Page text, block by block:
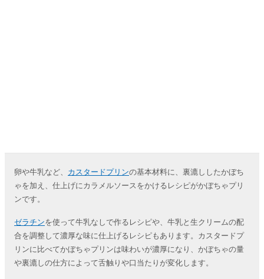
卵や牛乳など、 カスタードプリンの基本材料に、裏漉ししたかぼち
ゃを加え、仕上げにカラメルソースをかけるレシピがかぼちゃプリ
ンです。
ゼラチンを使って牛乳なしで作るレシピや、牛乳と生クリームの配
合を調整して濃厚な味に仕上げるレシピもあります。カスタードプ
リンに比べてかぼちゃプリンは味わいが濃厚になり、かぼちゃの量
や裏漉しの仕方によって舌触りや口当たりが変化します。